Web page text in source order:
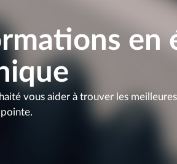
en
vous aider à trouver les
pointe.